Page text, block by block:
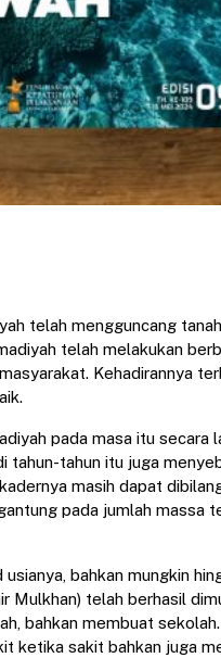
telah mengguncang
telah melakukan
Kehadirannya
pada masa itu secara
tahun-tahun itu juga
masih dapat
pada jumlah massa
bahkan mungkin
telah berhasil
bahkan membuat
ketika sakit bahkan juga